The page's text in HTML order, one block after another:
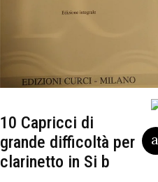
10 Capricci di
grande difficoltà per
clarinetto in Si b